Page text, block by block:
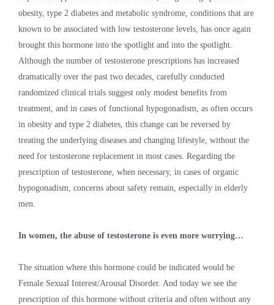
obesity, type 2 diabetes and metabolic syndrome, conditions that are
known to be associated with low testosterone levels, has once again
brought this hormone into the spotlight and into the spotlight.
Although the number of testosterone prescriptions has increased
dramatically over the past two decades, carefully conducted
randomized clinical trials suggest only modest benefits from
treatment, and in cases of functional hypogonadism, as often occurs
in obesity and type 2 diabetes, this change can be reversed by
treating the underlying diseases and changing lifestyle, without the
need for testosterone replacement in most cases. Regarding the
prescription of testosterone, when necessary, in cases of organic
hypogonadism, concerns about safety remain, especially in elderly
men.
In women, the abuse of testosterone is even more worrying…
The situation where this hormone could be indicated would be
Female Sexual Interest/Arousal Disorder. And today we see the
prescription of this hormone without criteria and often without any